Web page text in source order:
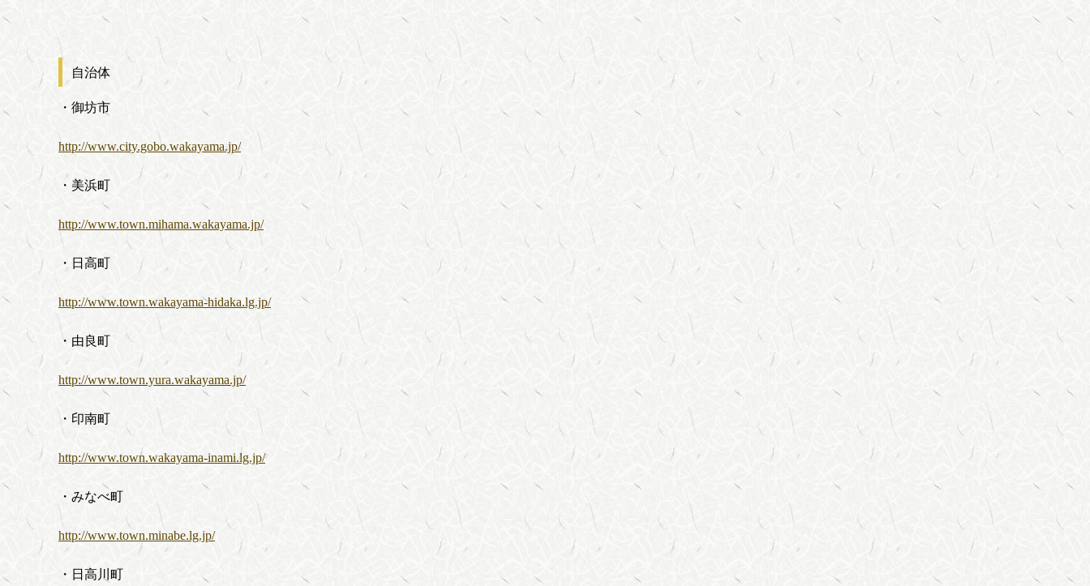
自治体
・御坊市
http://www.city.gobo.wakayama.jp/
・美浜町
http://www.town.mihama.wakayama.jp/
・日高町
http://www.town.wakayama-hidaka.lg.jp/
・由良町
http://www.town.yura.wakayama.jp/
・印南町
http://www.town.wakayama-inami.lg.jp/
・みなべ町
http://www.town.minabe.lg.jp/
・日高川町